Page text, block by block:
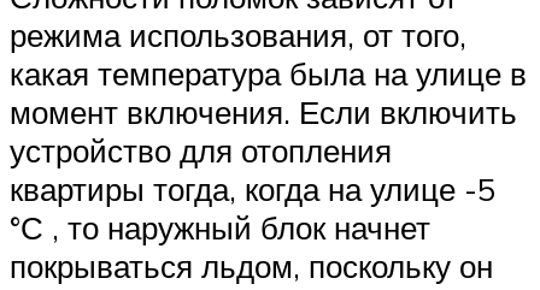
режима использования, от того,
какая температура была на улице в
момент включения. Если включить
устройство для отопления
квартиры тогда, когда на улице -5
°С , то наружный блок начнет
покрываться льдом, поскольку он